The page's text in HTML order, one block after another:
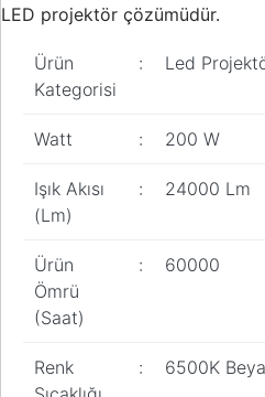
LED projektör çözümüdür.
Ürün
Kategorisi
: Led
Watt : 200 W
Işık Akısı
(Lm)
: 24000 Lm
Ürün
Ömrü
(Saat)
: 60000
Renk
: 6500K